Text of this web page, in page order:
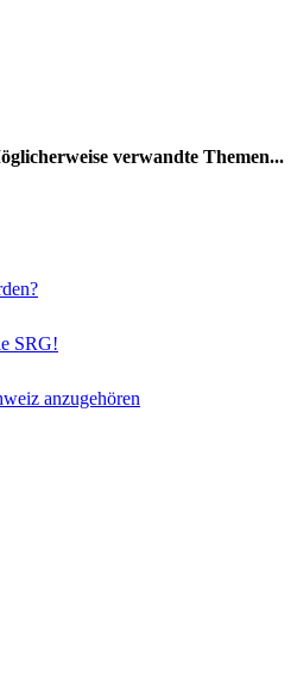
verwandte Themen...
SRG!
anzugehören